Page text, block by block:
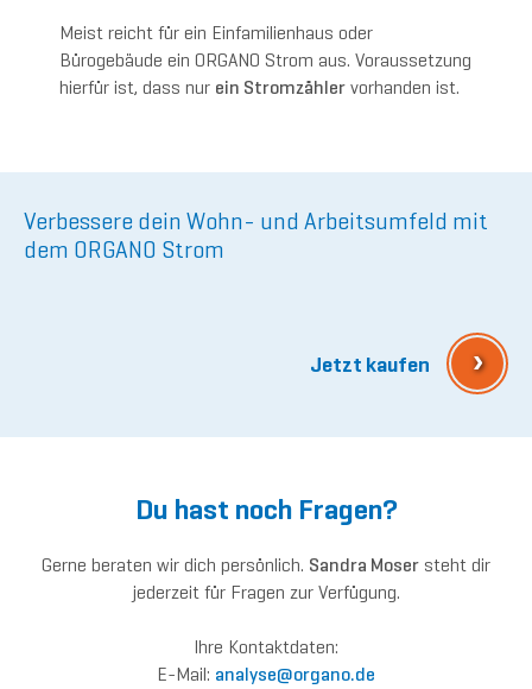
Meist reicht für ein Einfamilienhaus oder
Bürogebäude ein ORGANO Strom aus. Voraussetzung
hierfür ist, dass nur ein Stromzähler vorhanden ist.
Verbessere dein Wohn- und Arbeitsumfeld mit
dem ORGANO Strom
Jetzt kaufen ›
Du hast noch Fragen?
Gerne beraten wir dich persönlich. Sandra Moser steht dir
jederzeit für Fragen zur Verfügung.
Ihre Kontaktdaten:
E-Mail: analyse@organo.de